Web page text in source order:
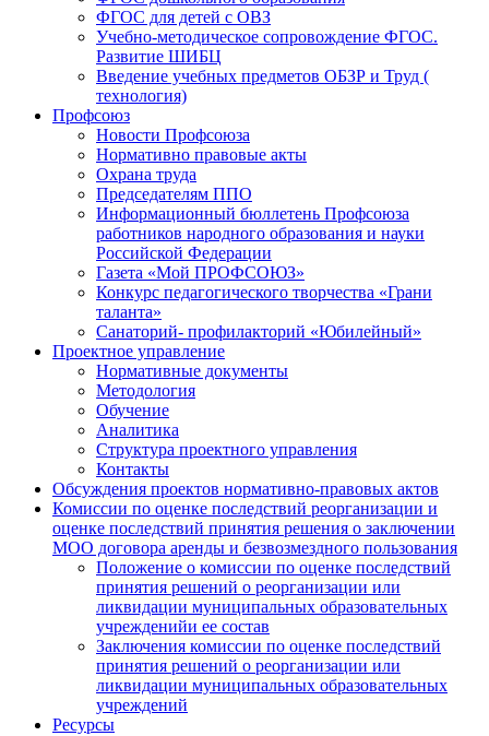
ФГОС для детей с ОВЗ
Учебно-методическое сопровождение ФГОС.
Развитие ШИБЦ
Введение учебных предметов ОБЗР и Труд (
технология)
Профсоюз
Новости Профсоюза
Нормативно правовые акты
Охрана труда
Председателям ППО
Информационный бюллетень Профсоюза
работников народного образования и науки
Российской Федерации
Газета «Мой ПРОФСОЮЗ»
Конкурс педагогического творчества «Грани
таланта»
Санаторий- профилакторий «Юбилейный»
Проектное управление
Нормативные документы
Методология
Обучение
Аналитика
Структура проектного управления
Контакты
Обсуждения проектов нормативно-правовых актов
Комиссии по оценке последствий реорганизации и
оценке последствий принятия решения о заключении
МОО договора аренды и безвозмездного пользования
Положение о комиссии по оценке последствий
принятия решений о реорганизации или
ликвидации муниципальных образовательных
учрежденийи ее состав
Заключения комиссии по оценке последствий
принятия решений о реорганизации или
ликвидации муниципальных образовательных
учреждений
Ресурсы